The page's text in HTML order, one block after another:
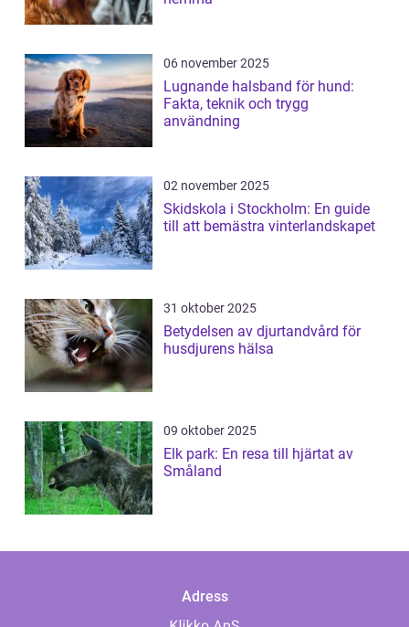
06 november 2025
Lugnande halsband för hund:
Fakta, teknik och trygg
användning
02 november 2025
Skidskola i Stockholm: En guide
till att bemästra vinterlandskapet
31 oktober 2025
Betydelsen av djurtandvård för
husdjurens hälsa
09 oktober 2025
Elk park: En resa till hjärtat av
Småland
Adress